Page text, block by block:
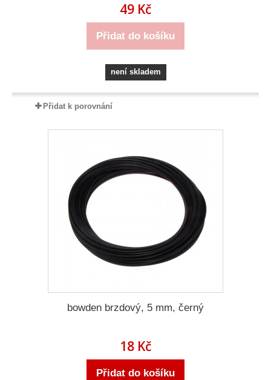
49 Kč
Přidat do košíku
není skladem
Přidat k porovnání
bowden brzdový, 5 mm, černý
18 Kč
Přidat do košíku